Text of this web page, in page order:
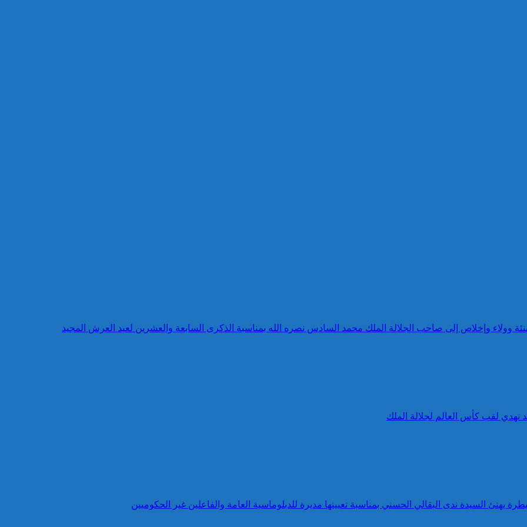
وولاء وإخلاص إلى صاحب الجلالة الملك محمد السادس نصره الله بمناسبة الذكرى السابعة والعشرين لعيد العرش المجيد
نهدي لقب كأس العالم لجلالة الملك
يهنئ السيدة ندى البقالي الحسني بمناسبة تعيينها مديرة للدبلوماسية العامة والفاعلين غير الحكوميين